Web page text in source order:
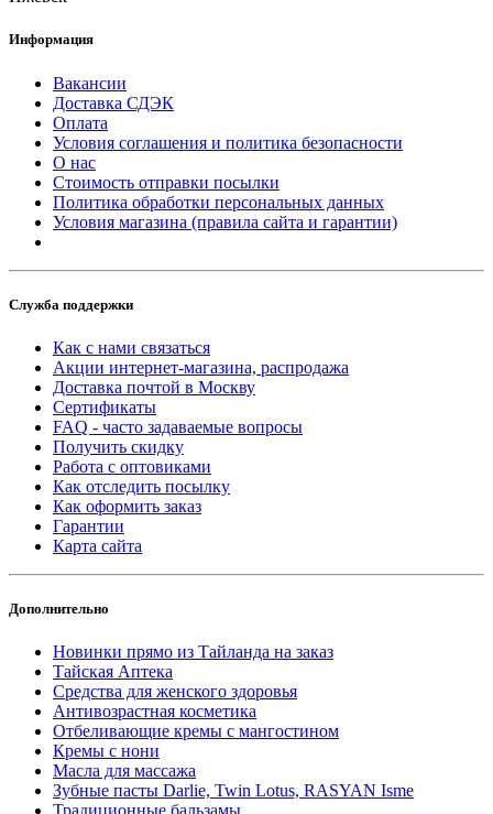
Информация
Вакансии
Доставка СДЭК
Оплата
Условия соглашения и политика безопасности
О нас
Стоимость отправки посылки
Политика обработки персональных данных
Условия магазина (правила сайта и гарантии)
Служба поддержки
Как с нами связаться
Акции интернет-магазина, распродажа
Доставка почтой в Москву
Сертификаты
FAQ - часто задаваемые вопросы
Получить скидку
Работа с оптовиками
Как отследить посылку
Как оформить заказ
Гарантии
Карта сайта
Дополнительно
Новинки прямо из Тайланда на заказ
Тайская Аптека
Средства для женского здоровья
Антивозрастная косметика
Отбеливающие кремы с мангостином
Кремы с нони
Масла для массажа
Зубные пасты Darlie, Twin Lotus, RASYAN Isme